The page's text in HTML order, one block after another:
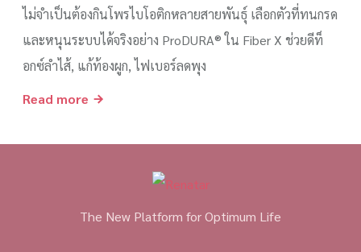
ไม่จำเป็นต้องกินโพรไบโอติกหลายสายพันธุ์ เลือกตัวที่ทนกรด
และหนุนระบบได้จริงอย่าง ProDURA® ใน Fiber X ช่วยดีท็
อกซ์ลำไส้, แก้ท้องผูก, ไฟเบอร์ลดพุง
Read more
The New Platform for Optimum Life